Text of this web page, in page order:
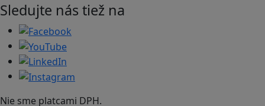
Sledujte nás tiež na
Nie sme platcami DPH.